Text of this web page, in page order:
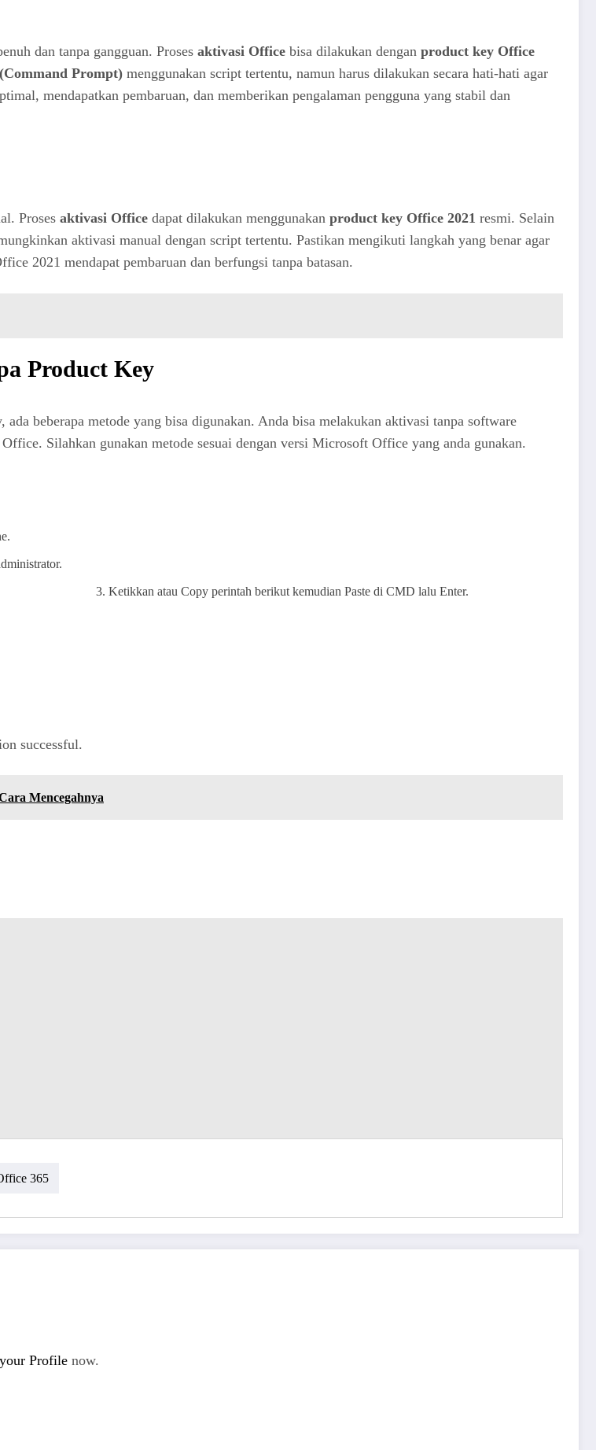
dan tanpa gangguan. Proses aktivasi Office bisa dilakukan dengan product key Office
Prompt) menggunakan script tertentu, namun harus dilakukan secara hati-hati agar
mendapatkan pembaruan, dan memberikan pengalaman pengguna yang stabil dan
Proses aktivasi Office dapat dilakukan menggunakan product key Office 2021 resmi. Selain
aktivasi manual dengan script tertentu. Pastikan mengikuti langkah yang benar agar
2021 mendapat pembaruan dan berfungsi tanpa batasan.
Product Key
beberapa metode yang bisa digunakan. Anda bisa melakukan aktivasi tanpa software
Silahkan gunakan metode sesuai dengan versi Microsoft Office yang anda gunakan.
Ketikkan atau Copy perintah berikut kemudian Paste di CMD lalu Enter.
successful.
Mencegahnya
365
Profile now.